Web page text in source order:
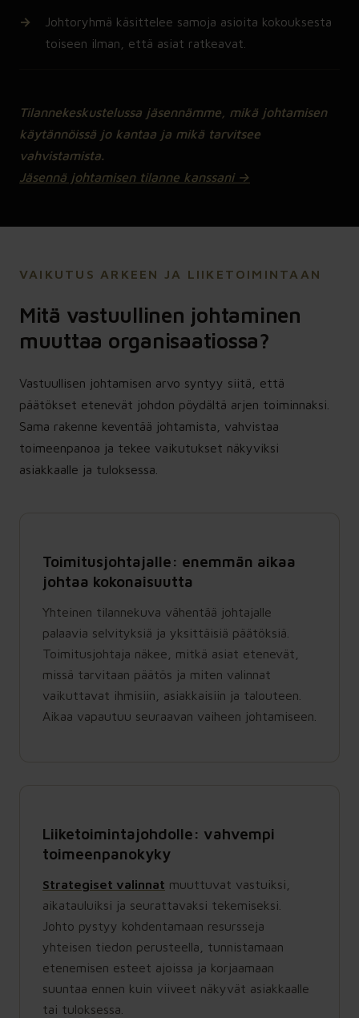
Johtoryhmä käsittelee samoja asioita kokouksesta
toiseen ilman, että asiat ratkeavat.
Tilannekeskustelussa jäsennämme, mikä johtamisen
käytännöissä jo kantaa ja mikä tarvitsee
vahvistamista.
Jäsennä johtamisen tilanne kanssani →
VAIKUTUS ARKEEN JA LIIKETOIMINTAAN
Mitä vastuullinen johtaminen
muuttaa organisaatiossa?
Vastuullisen johtamisen arvo syntyy siitä, että
päätökset etenevät johdon pöydältä arjen toiminnaksi.
Sama rakenne keventää johtamista, vahvistaa
toimeenpanoa ja tekee vaikutukset näkyviksi
asiakkaalle ja tuloksessa.
Toimitusjohtajalle: enemmän aikaa
johtaa kokonaisuutta
Yhteinen tilannekuva vähentää johtajalle
palaavia selvityksiä ja yksittäisiä päätöksiä.
Toimitusjohtaja näkee, mitkä asiat etenevät,
missä tarvitaan päätös ja miten valinnat
vaikuttavat ihmisiin, asiakkaisiin ja talouteen.
Aikaa vapautuu seuraavan vaiheen johtamiseen.
Liiketoimintajohdolle: vahvempi
toimeenpanokyky
Strategiset valinnat muuttuvat vastuiksi,
aikatauluiksi ja seurattavaksi tekemiseksi.
Johto pystyy kohdentamaan resursseja
yhteisen tiedon perusteella, tunnistamaan
etenemisen esteet ajoissa ja korjaamaan
suuntaa ennen kuin viiveet näkyvät asiakkaalle
tai tuloksessa.